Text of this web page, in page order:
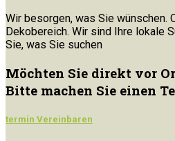
Wir besorgen, was Sie wünschen.
Dekobereich. Wir sind Ihre lokale
Sie, was Sie suchen
Möchten Sie direkt vor
Bitte machen Sie einen
termin Vereinbaren